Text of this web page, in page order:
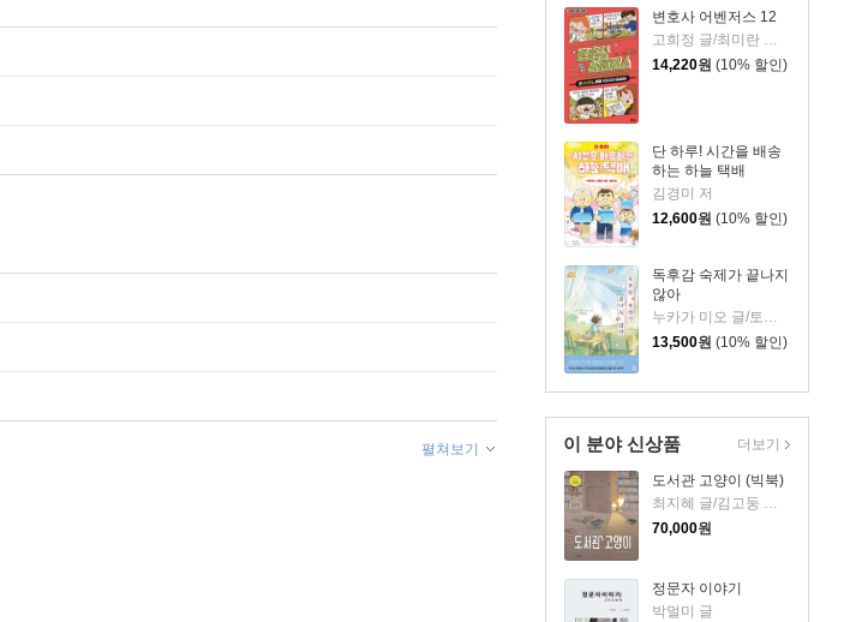
변호사 어벤저스 12
고희정 글/최미란 그림/신주영 감수
14,220원 (10% 할인)
단 하루! 시간을 배송
하는 하늘 택배
김경미 저
12,600원 (10% 할인)
독후감 숙제가 끝나지
않아
13,500원 (10% 할인)
이 분야 신상품
도서관 고양이 (빅북)
70,000원
정문자 이야기
박멀미 글
더보기
펼쳐보기